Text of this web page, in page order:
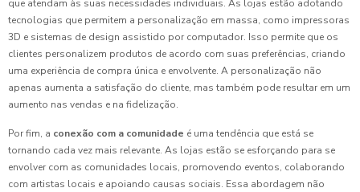
que atendam às suas necessidades individuais. As lojas estão adotando
tecnologias que permitem a personalização em massa, como impressoras
3D e sistemas de design assistido por computador. Isso permite que os
clientes personalizem produtos de acordo com suas preferências, criando
uma experiência de compra única e envolvente. A personalização não
apenas aumenta a satisfação do cliente, mas também pode resultar em um
aumento nas vendas e na fidelização.
Por fim, a conexão com a comunidade é uma tendência que está se
tornando cada vez mais relevante. As lojas estão se esforçando para se
envolver com as comunidades locais, promovendo eventos, colaborando
com artistas locais e apoiando causas sociais. Essa abordagem não